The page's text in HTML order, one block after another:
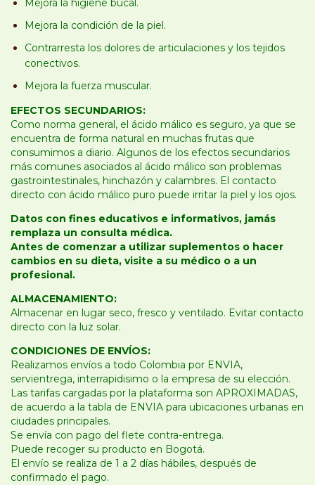
Mejora la higiene bucal.
Mejora la condición de la piel.
Contrarresta los dolores de articulaciones y los tejidos
conectivos.
Mejora la fuerza muscular.
EFECTOS SECUNDARIOS:
Como norma general, el ácido málico es seguro, ya que se
encuentra de forma natural en muchas frutas que
consumimos a diario. Algunos de los efectos secundarios
más comunes asociados al ácido málico son problemas
gastrointestinales, hinchazón y calambres. El contacto
directo con ácido málico puro puede irritar la piel y los ojos.
Datos con fines educativos e informativos, jamás
remplaza un consulta médica.
Antes de comenzar a utilizar suplementos o hacer
cambios en su dieta, visite a su médico o a un
profesional.
ALMACENAMIENTO:
Almacenar en lugar seco, fresco y ventilado. Evitar contacto
directo con la luz solar.
CONDICIONES DE ENVÍOS:
Realizamos envíos a todo Colombia por ENVIA,
servientrega, interrapidisimo o la empresa de su elección.
Las tarifas cargadas por la plataforma son APROXIMADAS,
de acuerdo a la tabla de ENVIA para ubicaciones urbanas en
ciudades principales.
Se envía con pago del flete contra-entrega.
Puede recoger su producto en Bogotá.
El envío se realiza de 1 a 2 días hábiles, después de
confirmado el pago.